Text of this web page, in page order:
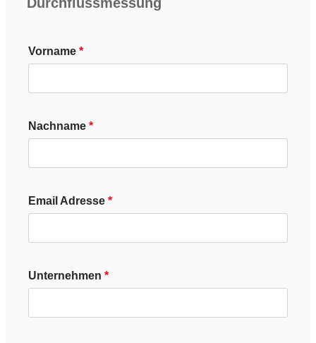
Vorname
Nachname
Email Adresse
Unternehmen